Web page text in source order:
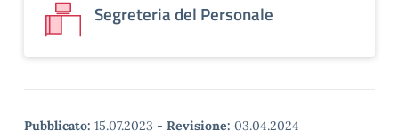
Segreteria del Personale
Pubblicato: 15.07.2023 - Revisione: 03.04.2024